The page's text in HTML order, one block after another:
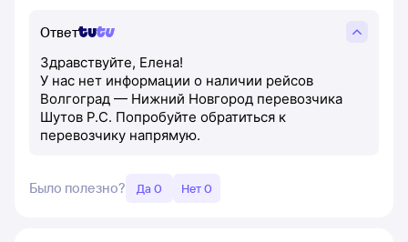
Ответ
Здравствуйте, Елена!
У нас нет информации о наличии рейсов
Волгоград — Нижний Новгород перевозчика
Шутов Р.С. Попробуйте обратиться к
перевозчику напрямую.
Было полезно? Да 0 Нет 0